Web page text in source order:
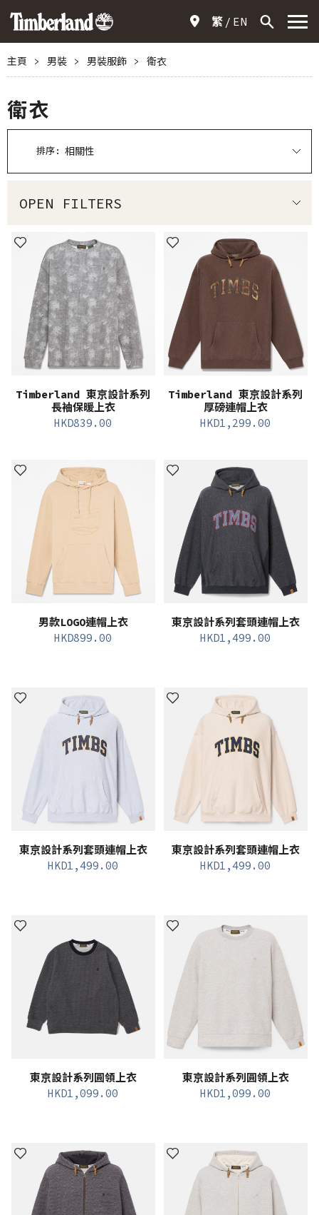
繁 EN
主頁 > 男裝 > 男裝服飾 > 衛衣
衛衣
排序:
OPEN FILTERS
Timberland 東京設計系列
長袖保暖上衣
HKD839.00
Timberland 東京設計系列
厚磅連帽上衣
HKD1,299.00
男款LOGO連帽上衣
HKD899.00
東京設計系列套頭連帽上衣
HKD1,499.00
東京設計系列套頭連帽上衣
HKD1,499.00
東京設計系列套頭連帽上衣
HKD1,499.00
東京設計系列圓領上衣
HKD1,099.00
東京設計系列圓領上衣
HKD1,099.00